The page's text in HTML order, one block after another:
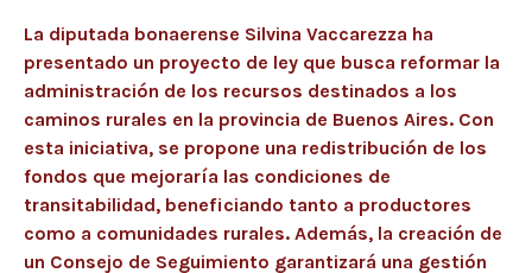
La diputada bonaerense Silvina Vaccarezza ha
presentado un proyecto de ley que busca reformar la
administración de los recursos destinados a los
caminos rurales en la provincia de Buenos Aires. Con
esta iniciativa, se propone una redistribución de los
fondos que mejoraría las condiciones de
transitabilidad, beneficiando tanto a productores
como a comunidades rurales. Además, la creación de
un Consejo de Seguimiento garantizará una gestión